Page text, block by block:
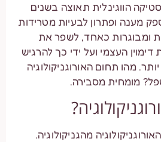
הווגינלית תאוצה בשנים
מענה ופתרון לבעיות מטרידות
ומבוגרות כאחד, לשפר את
דימוין העצמי ועל ידי כך להרגיש
מהו תחום האורוגניקולוגיה
מומחית מסבירה.
מהגניקולוגיה.